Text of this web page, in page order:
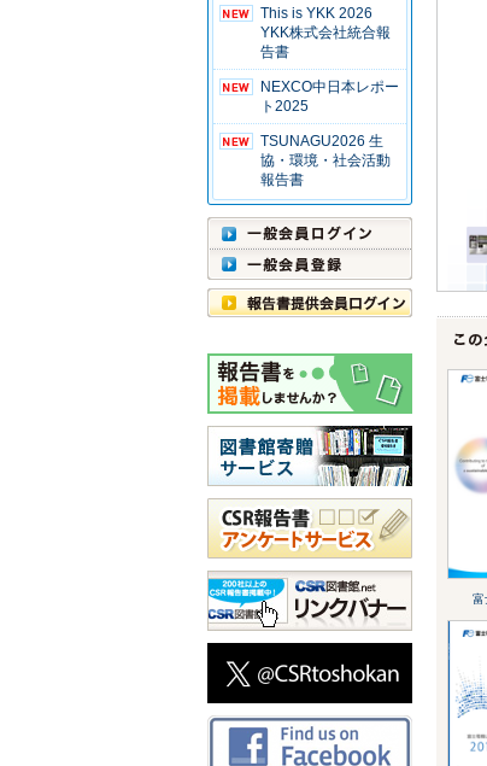
This is YKK 2026
YKK株式会社統合報
告書
NEXCO中日本レポー
ト2025
TSUNAGU2026 生
協・環境・社会活動
報告書
富